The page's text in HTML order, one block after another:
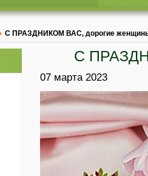
С ПРАЗДНИКОМ ВАС, дорогие
С
07 марта 2023